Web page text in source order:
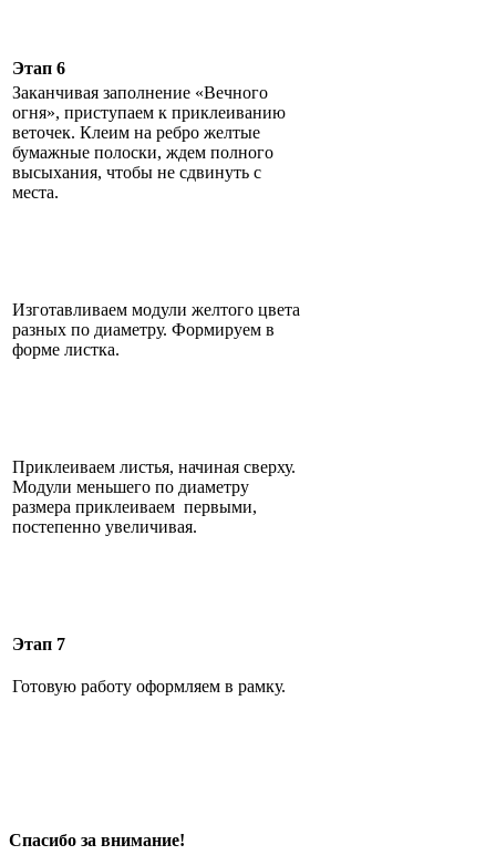
Этап 6
Заканчивая заполнение «Вечного
огня», приступаем к приклеиванию
веточек. Клеим на ребро желтые
бумажные полоски, ждем полного
высыхания, чтобы не сдвинуть с
места.
Изготавливаем модули желтого цвета
разных по диаметру. Формируем в
форме листка.
Приклеиваем листья, начиная сверху.
Модули меньшего по диаметру
размера приклеиваем первыми,
постепенно увеличивая.
Этап 7
Готовую работу оформляем в рамку.
Спасибо за внимание!